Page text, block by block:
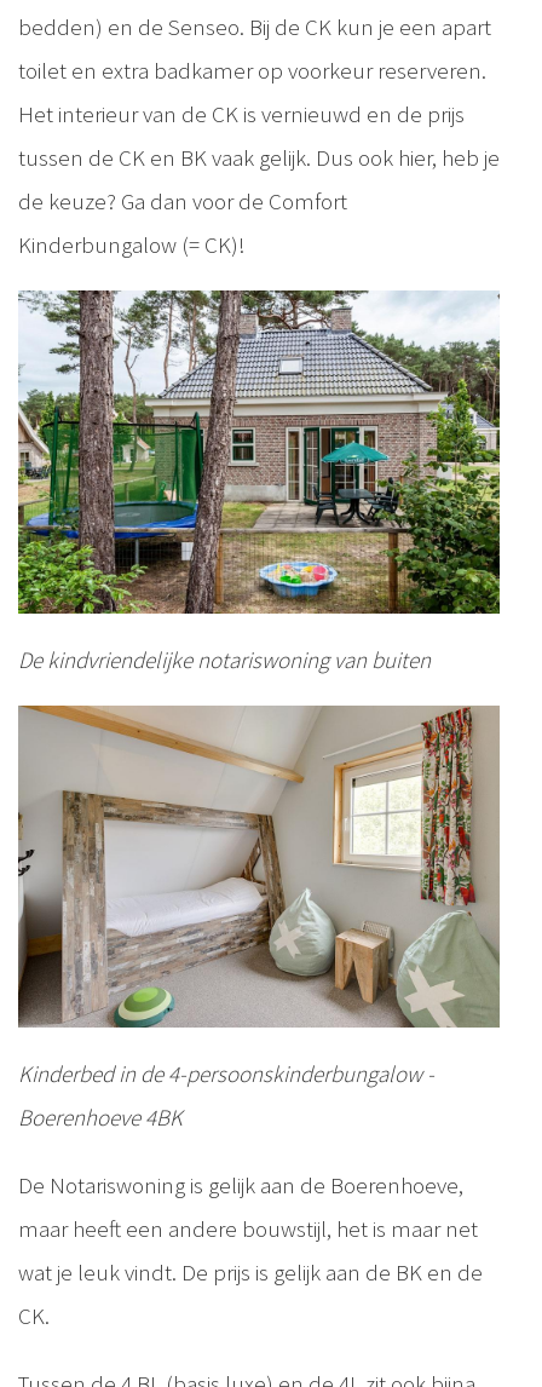
bedden) en de Senseo. Bij de CK kun je een apart
toilet en extra badkamer op voorkeur reserveren.
Het interieur van de CK is vernieuwd en de prijs
tussen de CK en BK vaak gelijk. Dus ook hier, heb je
de keuze? Ga dan voor de Comfort
Kinderbungalow (= CK)!
De kindvriendelijke notariswoning van buiten
Kinderbed in de 4-persoonskinderbungalow -
Boerenhoeve 4BK
De Notariswoning is gelijk aan de Boerenhoeve,
maar heeft een andere bouwstijl, het is maar net
wat je leuk vindt. De prijs is gelijk aan de BK en de
CK.